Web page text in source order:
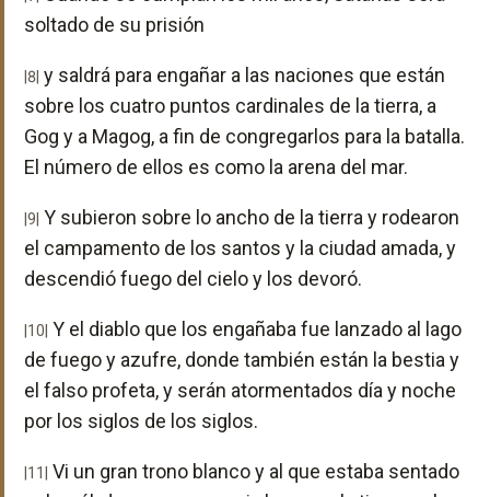
soltado de su prisión
|8| y saldrá para engañar a las naciones que están
sobre los cuatro puntos cardinales de la tierra, a
Gog y a Magog, a fin de congregarlos para la batalla.
El número de ellos es como la arena del mar.
|9| Y subieron sobre lo ancho de la tierra y rodearon
el campamento de los santos y la ciudad amada, y
descendió fuego del cielo y los devoró.
|10| Y el diablo que los engañaba fue lanzado al lago
de fuego y azufre, donde también están la bestia y
el falso profeta, y serán atormentados día y noche
por los siglos de los siglos.
|11| Vi un gran trono blanco y al que estaba sentado